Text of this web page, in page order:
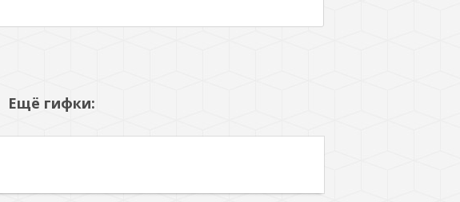
Ещё гифки: